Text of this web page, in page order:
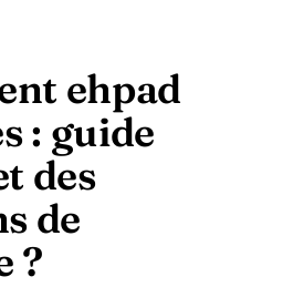
ehpad
: guide
des
de
?